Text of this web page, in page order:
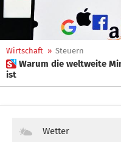
Wirtschaft » Steuern
 Warum die weltweite Mindeststeuer eine gefährliche Idee
ist
Wetter